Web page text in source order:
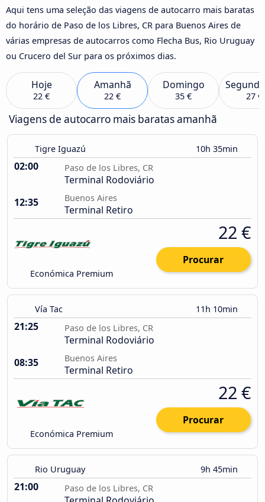
Aqui tens uma seleção das viagens de autocarro mais baratas
do horário de Paso de los Libres, CR para Buenos Aires de
várias empresas de autocarros como Flecha Bus, Rio Uruguay
ou Crucero del Sur para os próximos dias.
Hoje
22 €
Amanhã
22 €
Domingo
35 € 27 €
Viagens de autocarro mais baratas amanhã
Tigre Iguazú 10h 35min
02:00 Paso de los Libres, CR
Terminal Rodoviário
12:35
Buenos Aires
Terminal Retiro
Económica Premium
22 €
Procurar
Vía Tac 11h 10min
21:25 Paso de los Libres, CR
Terminal Rodoviário
08:35
Buenos Aires
Terminal Retiro
Económica Premium
22 €
Procurar
Rio Uruguay 9h 45min
21:00 Paso de los Libres, CR